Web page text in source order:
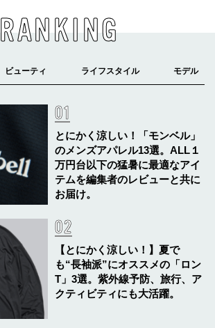
RANKING
とにかく涼しい！「モンベル」
のメンズアパレル13選。ALL１
万円台以下の猛暑に最適なアイ
テムを編集者のレビューと共に
お届け。
【とにかく涼しい！】夏で
も“長袖派”にオススメの「ロン
T」3選。紫外線予防、旅行、ア
クティビティにも大活躍。